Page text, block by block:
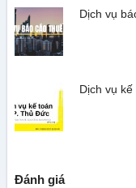
Dịch vụ
Dịch vụ
Đánh giá